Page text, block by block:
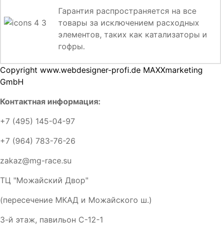
Гарантия распространяется на все
товары за исключением расходных
элементов, таких как катализаторы и
гофры.
Copyright www.webdesigner-profi.de MAXXmarketing
GmbH
Контактная информация:
+7 (495) 145-04-97
+7 (964) 783-76-26
zakaz@mg-race.su
ТЦ "Можайский Двор"
(пересечение МКАД и Можайского ш.)
3-й этаж, павильон С-12-1